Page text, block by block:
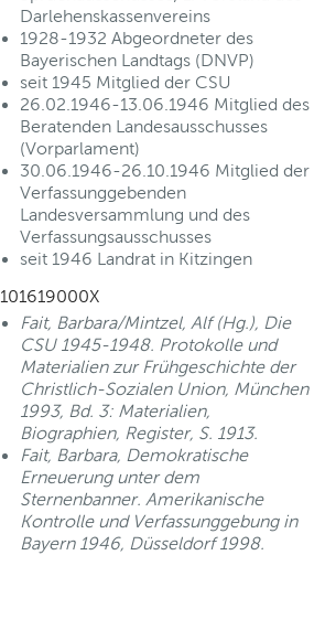
Darlehenskassenvereins
1928-1932 Abgeordneter des
Bayerischen Landtags (DNVP)
seit 1945 Mitglied der CSU
26.02.1946-13.06.1946 Mitglied des
Beratenden Landesausschusses
(Vorparlament)
30.06.1946-26.10.1946 Mitglied der
Verfassunggebenden
Landesversammlung und des
Verfassungsausschusses
seit 1946 Landrat in Kitzingen
101619000X
Fait, Barbara/Mintzel, Alf (Hg.), Die
CSU 1945-1948. Protokolle und
Materialien zur Frühgeschichte der
Christlich-Sozialen Union, München
1993, Bd. 3: Materialien,
Biographien, Register, S. 1913.
Fait, Barbara, Demokratische
Erneuerung unter dem
Sternenbanner. Amerikanische
Kontrolle und Verfassunggebung in
Bayern 1946, Düsseldorf 1998.